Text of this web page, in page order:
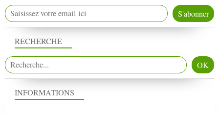
RECHERCHE
INFORMATIONS